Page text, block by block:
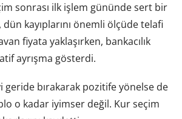
sonrası ilk işlem gününde sert bir
kayıplarını önemli ölçüde telafi
fiyata yaklaşırken, bankacılık
ayrışma gösterdi.
geride bırakarak pozitife yönelse de
o kadar iyimser değil. Kur seçim